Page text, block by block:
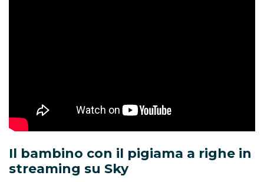
Il bambino con il pigiama a righe in
streaming su Sky